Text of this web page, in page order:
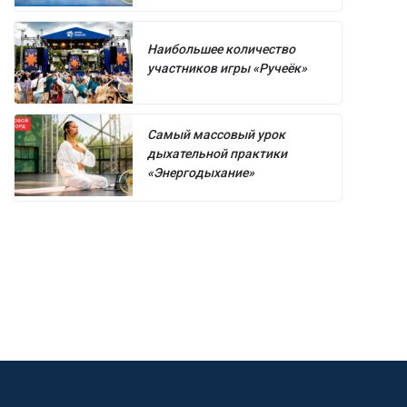
Наибольшее количество
участников игры «Ручеёк»
Самый массовый урок
дыхательной практики
«Энергодыхание»